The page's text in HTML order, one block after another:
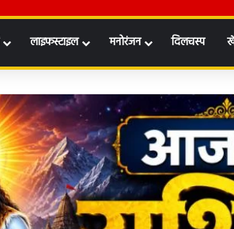
लाइफस्टाइल मनोरंजन दिलचस्प